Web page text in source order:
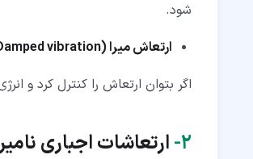
شود.
ارتعاش میرا(Damped vibration)
اگر بتوان ارتعاش را کنترل کرد و
۲‏- ارتعاشات اجباری